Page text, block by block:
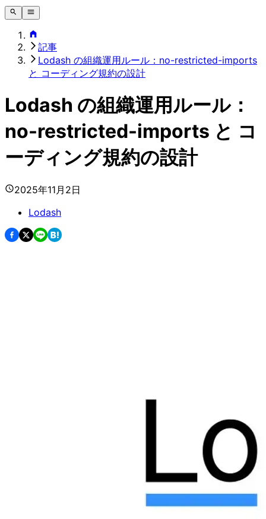
記事
Lodash の組織運用ルール：no-restricted-imports
と コーディング規約の設計
Lodash の組織運用ルール：
no-restricted-imports と コ
ーディング規約の設計
2025年11月2日
Lodash